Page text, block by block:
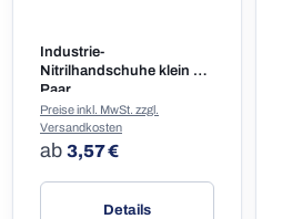
Industrie-
Nitrilhandschuhe klein 1
Paar
Regulärer Preis:
ab 3,57 €
Preise inkl. MwSt. zzgl.
Versandkosten
Details